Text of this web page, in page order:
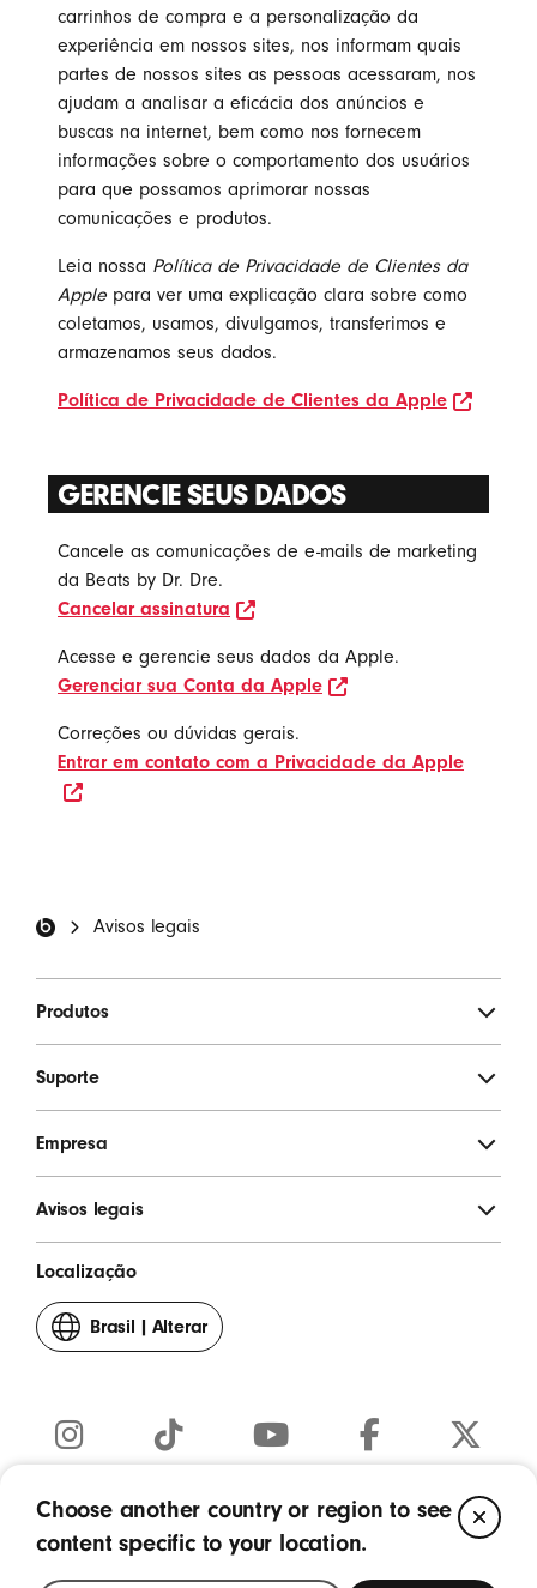
carrinhos de compra e a personalização da
experiência em nossos sites, nos informam quais
partes de nossos sites as pessoas acessaram, nos
ajudam a analisar a eficácia dos anúncios e
buscas na internet, bem como nos fornecem
informações sobre o comportamento dos usuários
para que possamos aprimorar nossas
comunicações e produtos.
Leia nossa Política de Privacidade de Clientes da
Apple para ver uma explicação clara sobre como
coletamos, usamos, divulgamos, transferimos e
armazenamos seus dados.
Política de Privacidade de Clientes da Apple opens
GERENCIE SEUS DADOS
Cancele as comunicações de e-mails de marketing
da Beats by Dr. Dre.
Cancelar assinatura
opens in new window
Acesse e gerencie seus dados da Apple.
Gerenciar sua Conta da Apple
opens in new window
Correções ou dúvidas gerais.
Entrar em contato com a Privacidade da Apple
opens in new window
Avisos legais
Produtos
Suporte
Empresa
Avisos legais
Localização
Brasil | Alterar
seu
região
em
uma
em
uma
em
uma
em
uma
(Abre
em
uma
Copyright © 2026 Apple Inc. Todos os direitos reservados.
Choose another country or region to see
content specific to your location.